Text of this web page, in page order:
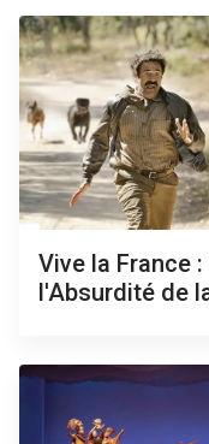
Vive la France
l'Absurdité de